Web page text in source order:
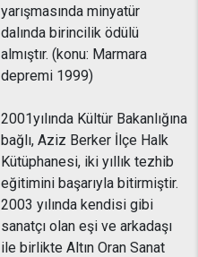
yarışmasında minyatür
dalında birincilik ödülü
almıştır. (konu: Marmara
depremi 1999)
2001yılında Kültür Bakanlığına
bağlı, Aziz Berker İlçe Halk
Kütüphanesi, iki yıllık tezhib
eğitimini başarıyla bitirmiştir.
2003 yılında kendisi gibi
sanatçı olan eşi ve arkadaşı
ile birlikte Altın Oran Sanat